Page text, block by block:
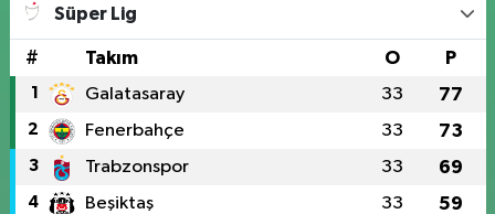
Süper Lig
# Takım O P
1 Galatasaray 33 77
2 Fenerbahçe 33 73
3 Trabzonspor 33 69
4 Beşiktaş 33 59